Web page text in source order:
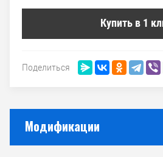
Купить в 1
Поделиться
Модификации